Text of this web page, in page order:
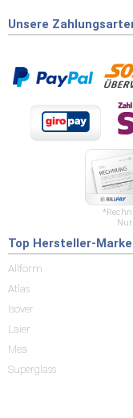
Unsere
Top Hersteller-
Allform
Atlas
Isover
Laier
Mea
Superglass